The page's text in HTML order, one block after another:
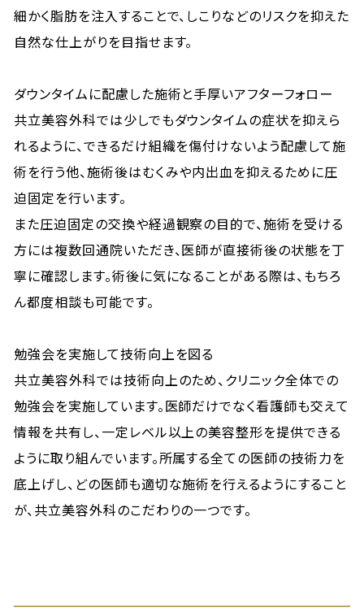
細かく脂肪を注入することで、しこりなどのリスクを抑えた
自然な仕上がりを目指せます。
ダウンタイムに配慮した施術と手厚いアフターフォロー
共立美容外科では少しでもダウンタイムの症状を抑えら
れるように、できるだけ組織を傷付けないよう配慮して施
術を行う他、施術後はむくみや内出血を抑えるために圧
迫固定を行います。
また圧迫固定の交換や経過観察の目的で、施術を受ける
方には複数回通院いただき、医師が直接術後の状態を丁
寧に確認します。術後に気になることがある際は、もちろ
ん都度相談も可能です。
勉強会を実施して技術向上を図る
共立美容外科では技術向上のため、クリニック全体での
勉強会を実施しています。医師だけでなく看護師も交えて
情報を共有し、一定レベル以上の美容整形を提供できる
ように取り組んでいます。所属する全ての医師の技術力を
底上げし、どの医師も適切な施術を行えるようにすること
が、共立美容外科のこだわりの一つです。